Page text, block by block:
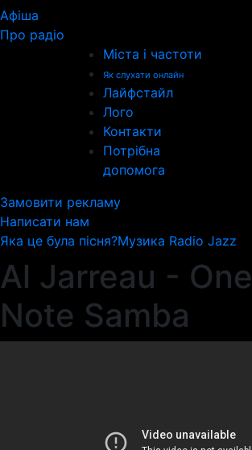
Афіша
Про радіо
Міста і частоти
Як слухати онлайн
Лайфстайл
Лого
Контакти
Потрібна
допомога
Замовити рекламу
Написати нам
Яка це була пісня?Музика Radio Jazz
Al Jarreau - One
Note Samba